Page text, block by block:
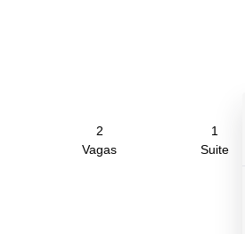
2
Vagas
1
Suite